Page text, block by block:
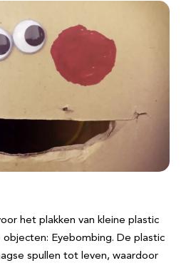
het plakken van kleine plastic
Eyebombing. De plastic
spullen tot leven, waardoor